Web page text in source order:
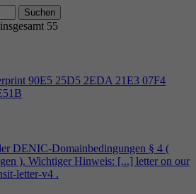
Suchen
55
90E5 25D5 2EDA 21E3 07F4
DENIC-Domainbedingungen § 4 (
). Wichtiger Hinweis: [...] letter on our
letter-v4 .